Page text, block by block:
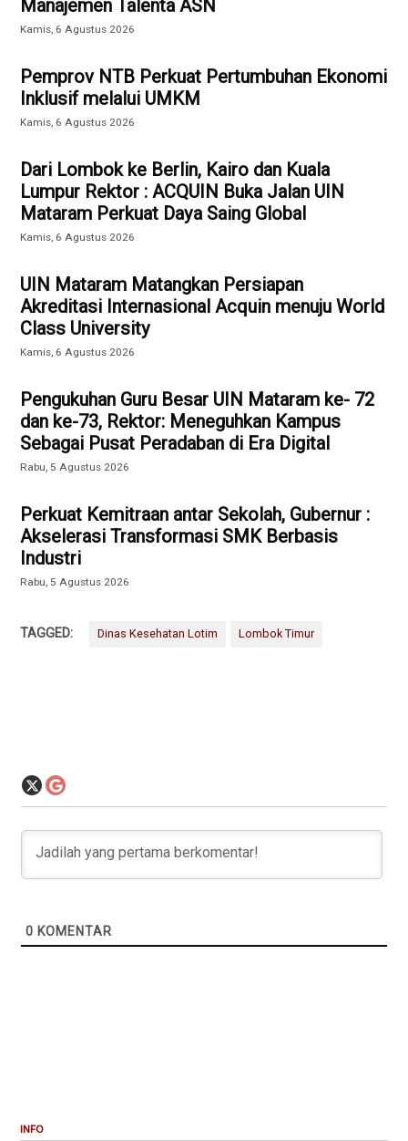
Manajemen Talenta ASN
Kamis, 6 Agustus 2026
Pemprov NTB Perkuat Pertumbuhan Ekonomi
Inklusif melalui UMKM
Kamis, 6 Agustus 2026
Dari Lombok ke Berlin, Kairo dan Kuala
Lumpur Rektor : ACQUIN Buka Jalan UIN
Mataram Perkuat Daya Saing Global
Kamis, 6 Agustus 2026
UIN Mataram Matangkan Persiapan
Akreditasi Internasional Acquin menuju World
Class University
Kamis, 6 Agustus 2026
Pengukuhan Guru Besar UIN Mataram ke- 72
dan ke-73, Rektor: Meneguhkan Kampus
Sebagai Pusat Peradaban di Era Digital
Rabu, 5 Agustus 2026
Perkuat Kemitraan antar Sekolah, Gubernur :
Akselerasi Transformasi SMK Berbasis
Industri
Rabu, 5 Agustus 2026
TAGGED: Dinas Kesehatan Lotim Lombok Timur
0 KOMENTAR
INFO